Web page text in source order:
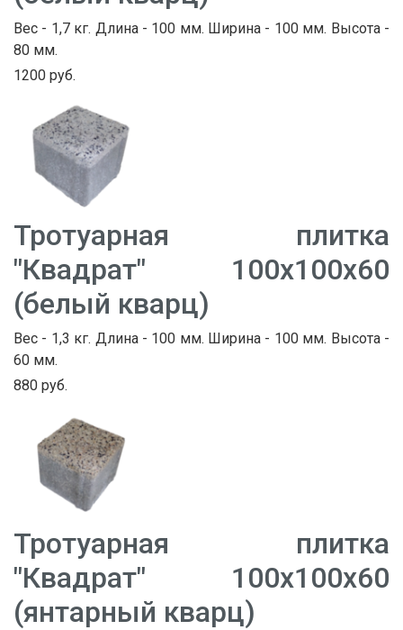
Вес - 1,7 кг. Длина - 100 мм. Ширина - 100 мм. Высота -
80 мм.
1200 руб.
Тротуарная плитка
"Квадрат" 100х100х60
(белый кварц)
Вес - 1,3 кг. Длина - 100 мм. Ширина - 100 мм. Высота -
60 мм.
880 руб.
Тротуарная плитка
"Квадрат" 100х100х60
(янтарный кварц)